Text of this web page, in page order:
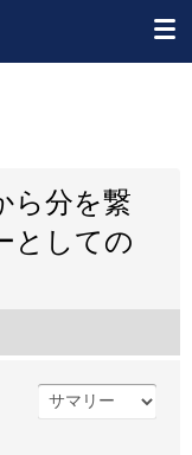
ら分を繋
としての